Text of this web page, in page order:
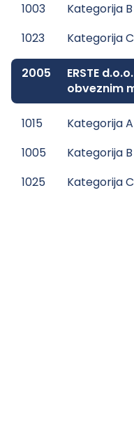
1003
Kategorija B
1023
Kategorija C
2005
ERSTE
obveznim
1015 Kategorija A
1005
Kategorija B
1025
Kategorija C